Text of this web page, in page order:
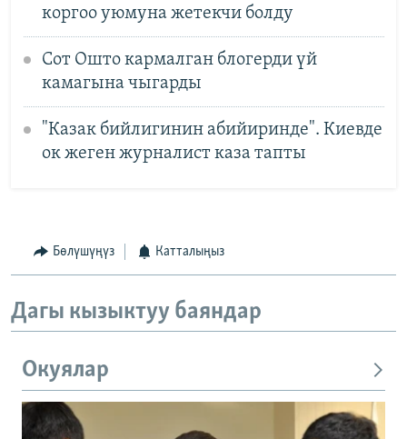
коргоо уюмуна жетекчи болду
Сот Ошто кармалган блогерди үй
камагына чыгарды
"Казак бийлигинин абийиринде". Киевде
ок жеген журналист каза тапты
Бөлүшүңүз Катталыңыз
Дагы кызыктуу баяндар
Окуялар